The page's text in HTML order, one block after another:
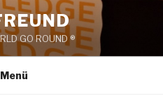
GO ROUND ®
Menü